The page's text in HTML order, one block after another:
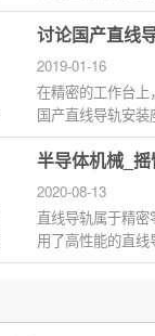
面的磨损...
讨论国产直线
2019-01-16
在精密的工作台
国产直线导轨安
位表面形...
半导体机械_
2020-08-13
直线导轨属于精
用了高性能的直
且容易使...